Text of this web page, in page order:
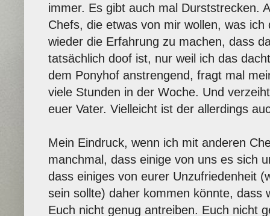
immer. Es gibt auch mal Durststrecken.
Chefs, die etwas von mir wollen, was
wieder die Erfahrung zu machen, dass
tatsächlich doof ist, nur weil ich das
dem Ponyhof anstrengend, fragt mal
viele Stunden in der Woche. Und
euer Vater. Vielleicht ist der allerdings
Mein Eindruck, wenn ich mit anderen
manchmal, dass einige von uns es sich
dass einiges von eurer Unzufriedenheit
sein sollte) daher kommen könnte, dass
Euch nicht genug antreiben. Euch nicht